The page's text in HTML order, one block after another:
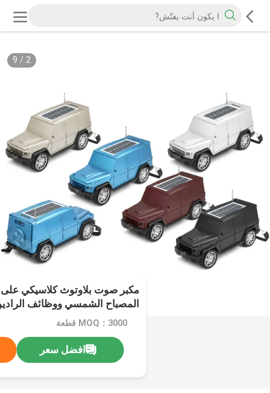
2
/
9
مكبر صوت بلاوتوث كلاسيكي
المصباح الشمسي ووظائف
في الهواء الطلق
MOQ：3000 قطعة
افضل سعر